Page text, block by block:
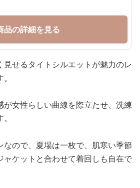
品の詳細を見る
せるタイトシルエットが魅力のレ
が女性らしい曲線を際立たせ、洗練
なので、夏場は一枚で、肌寒い季節
ャケットと合わせて着回しも自在で